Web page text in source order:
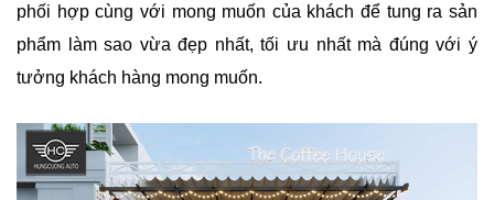
phối hợp cùng với mong muốn của khách để tung ra sản
phẩm làm sao vừa đẹp nhất, tối ưu nhất mà đúng với ý
tưởng khách hàng mong muốn.